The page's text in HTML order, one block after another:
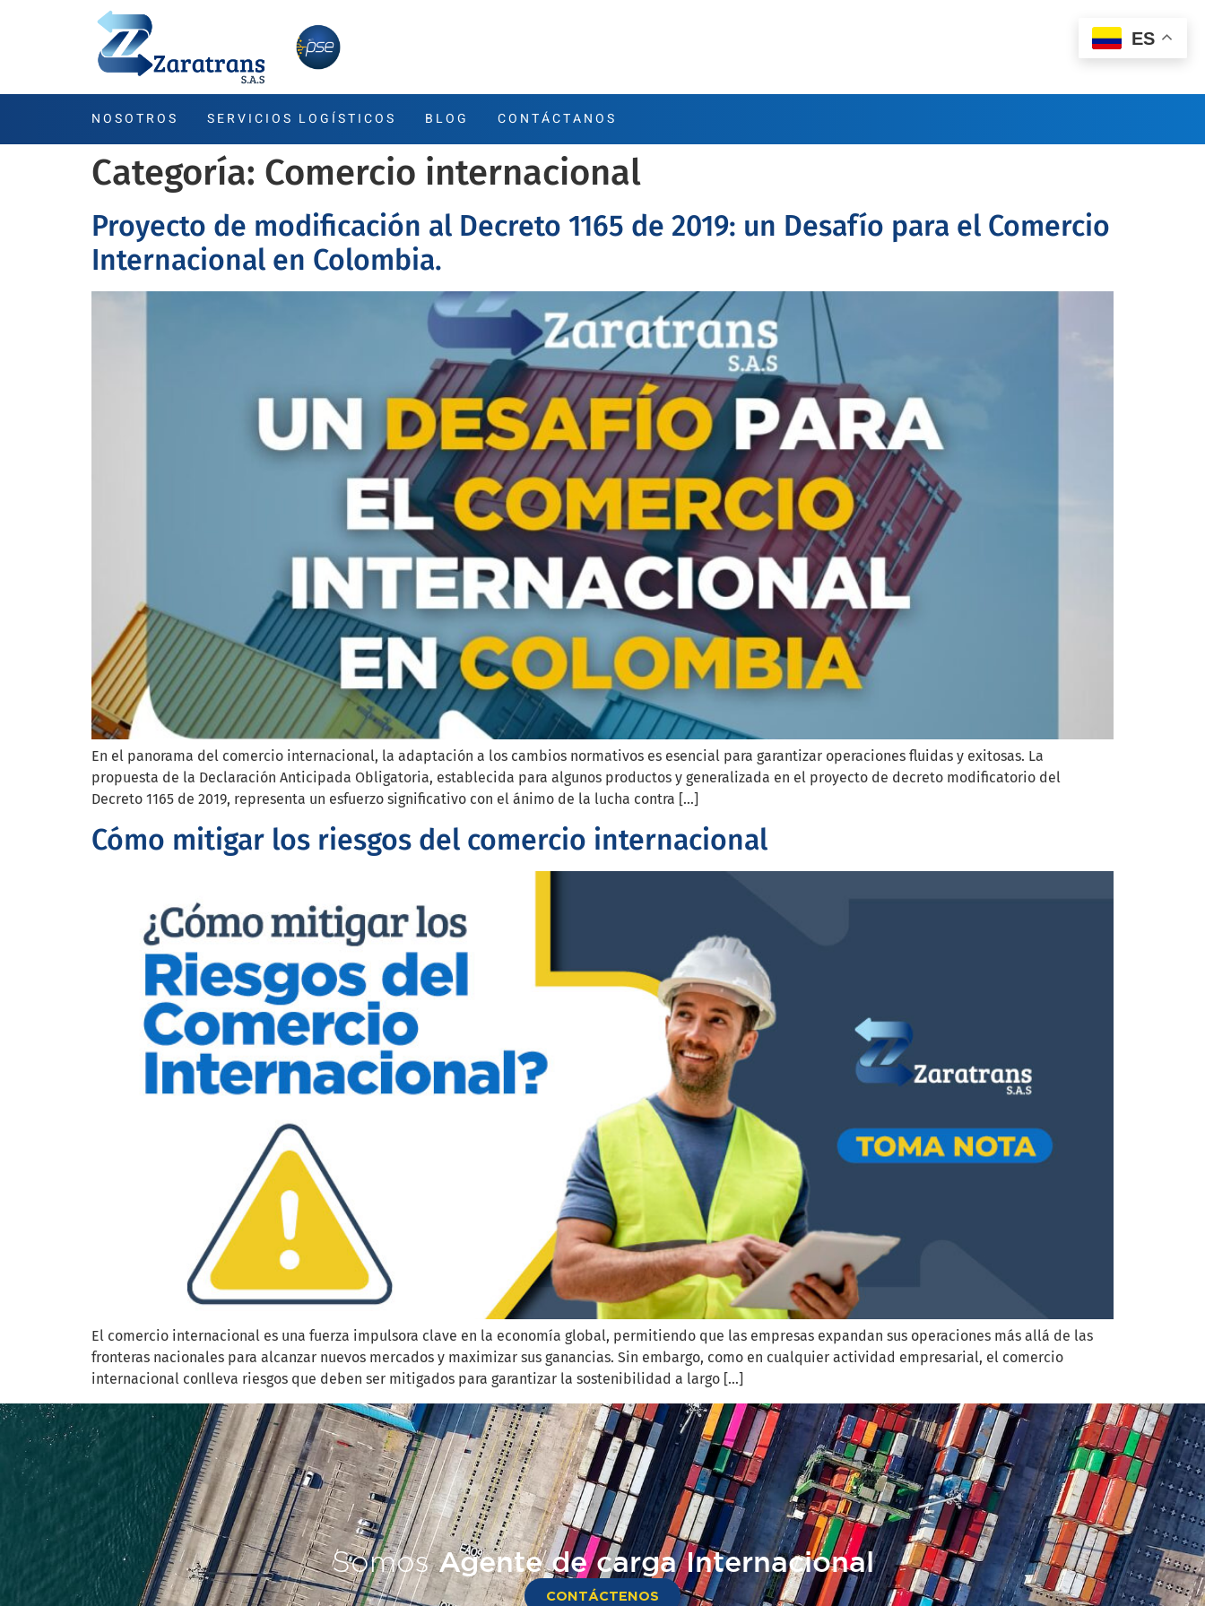
NOSOTROS SERVICIOS LOGÍSTICOS BLOG CONTÁCTANOS
Categoría: Comercio internacional
Proyecto de modificación al Decreto 1165 de 2019: un Desafío para el Comercio
Internacional en Colombia.
En el panorama del comercio internacional, la adaptación a los cambios normativos es esencial para garantizar operaciones fluidas y exitosas. La
propuesta de la Declaración Anticipada Obligatoria, establecida para algunos productos y generalizada en el proyecto de decreto modificatorio del
Decreto 1165 de 2019, representa un esfuerzo significativo con el ánimo de la lucha contra […]
Cómo mitigar los riesgos del comercio internacional
El comercio internacional es una fuerza impulsora clave en la economía global, permitiendo que las empresas expandan sus operaciones más allá de las
fronteras nacionales para alcanzar nuevos mercados y maximizar sus ganancias. Sin embargo, como en cualquier actividad empresarial, el comercio
internacional conlleva riesgos que deben ser mitigados para garantizar la sostenibilidad a largo […]
SomosAgente de carga Internacional
CONTÁCTENOS
ES